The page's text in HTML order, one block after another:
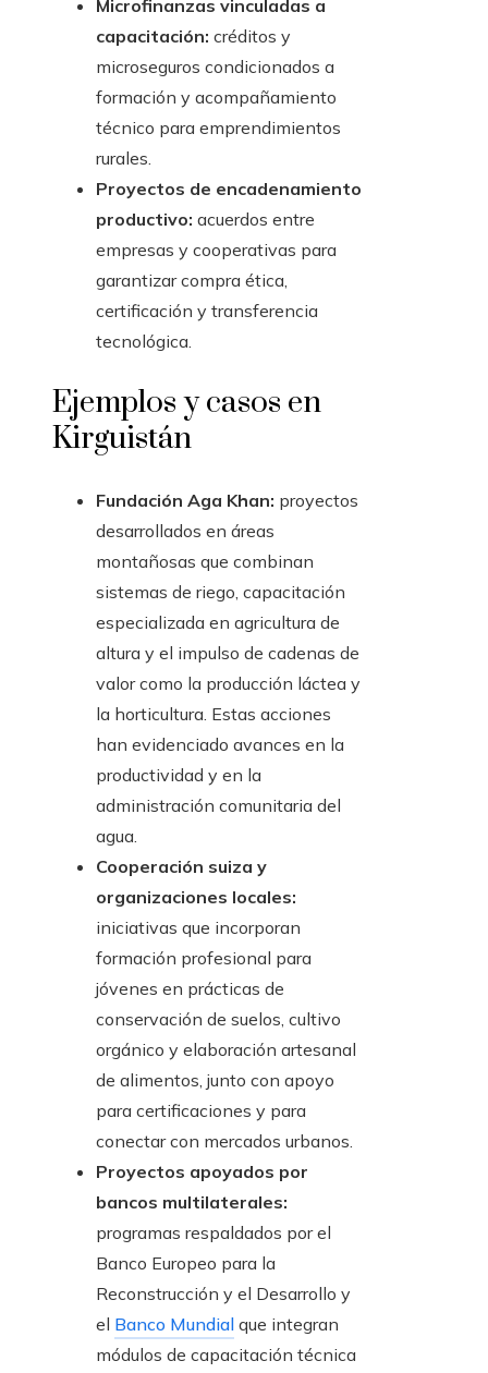
Microfinanzas vinculadas a
capacitación: créditos y
microseguros condicionados a
formación y acompañamiento
técnico para emprendimientos
rurales.
Proyectos de encadenamiento
productivo: acuerdos entre
empresas y cooperativas para
garantizar compra ética,
certificación y transferencia
tecnológica.
Ejemplos y casos en
Kirguistán
Fundación Aga Khan: proyectos
desarrollados en áreas
montañosas que combinan
sistemas de riego, capacitación
especializada en agricultura de
altura y el impulso de cadenas de
valor como la producción láctea y
la horticultura. Estas acciones
han evidenciado avances en la
productividad y en la
administración comunitaria del
agua.
Cooperación suiza y
organizaciones locales:
iniciativas que incorporan
formación profesional para
jóvenes en prácticas de
conservación de suelos, cultivo
orgánico y elaboración artesanal
de alimentos, junto con apoyo
para certificaciones y para
conectar con mercados urbanos.
Proyectos apoyados por
bancos multilaterales:
programas respaldados por el
Banco Europeo para la
Reconstrucción y el Desarrollo y
el Banco Mundial que integran
módulos de capacitación técnica